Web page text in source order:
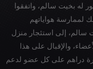
له بخيت سالم، واتفقوا
لممارسة هواياتهم
سالم، إلى استئجار منزل
والإقبال على هذا
دراهم على كل عضو لدعم